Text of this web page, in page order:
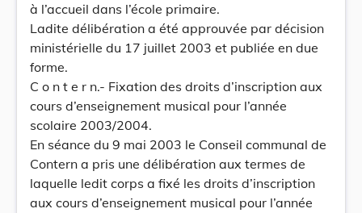
à l’accueil dans l’école primaire.
Ladite délibération a été approuvée par décision
ministérielle du 17 juillet 2003 et publiée en due
forme.
C o n t e r n.- Fixation des droits d’inscription aux
cours d’enseignement musical pour l’année
scolaire 2003/2004.
En séance du 9 mai 2003 le Conseil communal de
Contern a pris une délibération aux termes de
laquelle ledit corps a fixé les droits d’inscription
aux cours d’enseignement musical pour l’année